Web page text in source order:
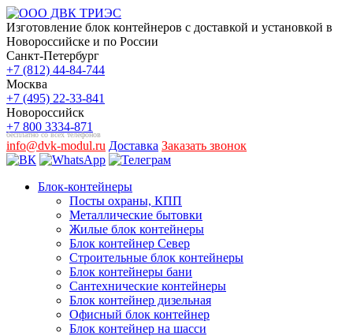
Изготовление блок контейнеров с доставкой и установкой в
Новороссийске и по России
Санкт-Петербург
+7 (812) 44-84-744
Москва
+7 (495) 22-33-841
Новороссийск
+7 800 3334-871
бесплатно со всех телефонов
info@dvk-modul.ru Доставка Заказать звонок
Блок-контейнеры
Посты охраны, КПП
Металлические бытовки
Жилые блок контейнеры
Блок контейнер Север
Строительные блок контейнеры
Блок контейнеры бани
Сантехнические контейнеры
Блок контейнер дизельная
Офисный блок контейнер
Блок контейнер на шасси